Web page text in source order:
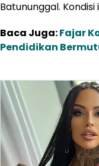
Batununggal.
Baca Juga:Fajar
Pendidikan